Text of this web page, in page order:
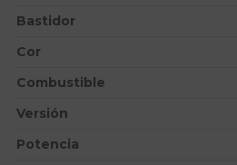
Bastidor
Cor
Combustible
Versión
Potencia